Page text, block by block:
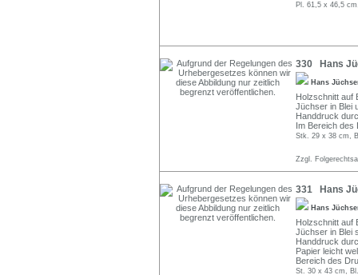
Pl. 61,5 x 46,5
330 Hans
Hans
Holzschnitt auf
Jüchser in Blei
Handdruck
Im Bereich des
Stk. 29 x 38 cm,
Zzgl.
331 Hans
Hans
Holzschnitt auf
Jüchser in Blei
Handdruck
Papier leicht
Bereich des
St. 30 x 43 cm,